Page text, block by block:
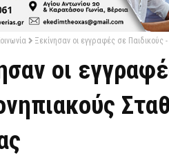
Ξεκίνησαν οι εγγραφές σε
οι